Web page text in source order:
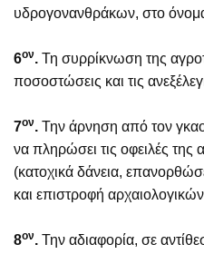
υδρογονανθράκων, στο
6ον. Τη συρρίκνωση της
ποσοστώσεις και τις
7ον. Την άρνηση από τον
να πληρώσει τις οφειλές
(κατοχικά δάνεια,
και επιστροφή
8ον. Την αδιαφορία, σε